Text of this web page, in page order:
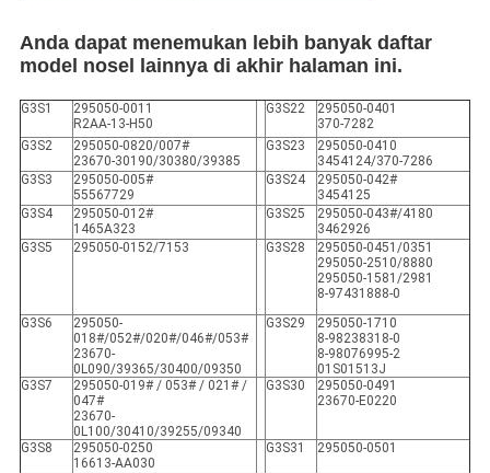
Anda dapat menemukan lebih banyak daftar
model nosel lainnya di akhir halaman ini.
G3S1
295050-0011
R2AA-13-H50
G3S22
295050-0401
370-7282
G3S2
295050-0820/007#
23670-30190/30380/39385
G3S23
295050-0410
3454124/370-7286
G3S3
295050-005#
55567729
G3S24
295050-042#
3454125
G3S4
295050-012#
1465A323
G3S25
295050-043#/4180
3462926
G3S5
295050-0152/7153 G3S28
295050-0451/0351
295050-2510/8880
295050-1581/2981
8-97431888-0
G3S6
295050-
018#/052#/020#/046#/053#
23670-
0L090/39365/30400/09350
G3S29
295050-1710
8-98238318-0
8-98076995-2
01S01513J
G3S7
295050-019# / 053# / 021# /
047#
23670-
0L100/30410/39255/09340
G3S30
295050-0491
23670-E0220
G3S8
295050-0250
16613-AA030
G3S31 295050-0501